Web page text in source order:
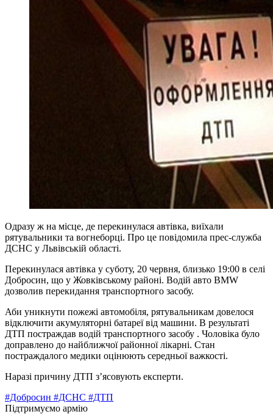
Одразу ж на місце, де перекинулася автівка, виїхали
рятувальники та вогнеборці. Про це повідомила прес-служба
ДСНС у Львівській області.
Перекинулася автівка у суботу, 20 червня, близько 19:00 в селі
Добросин, що у Жовківському районі. Водій авто BMW
дозволив перекидання транспортного засобу.
Аби уникнути пожежі автомобіля, рятувальникам довелося
відключити акумуляторні батареї від машини. В результаті
ДТП постраждав водій транспортного засобу . Чоловіка було
доправлено до найближчої районної лікарні. Стан
постраждалого медики оцінюють середньої важкості.
Наразі причину ДТП з’ясовують експерти.
#Добросин #ДСНС #ДТП
Підтримуємо армію